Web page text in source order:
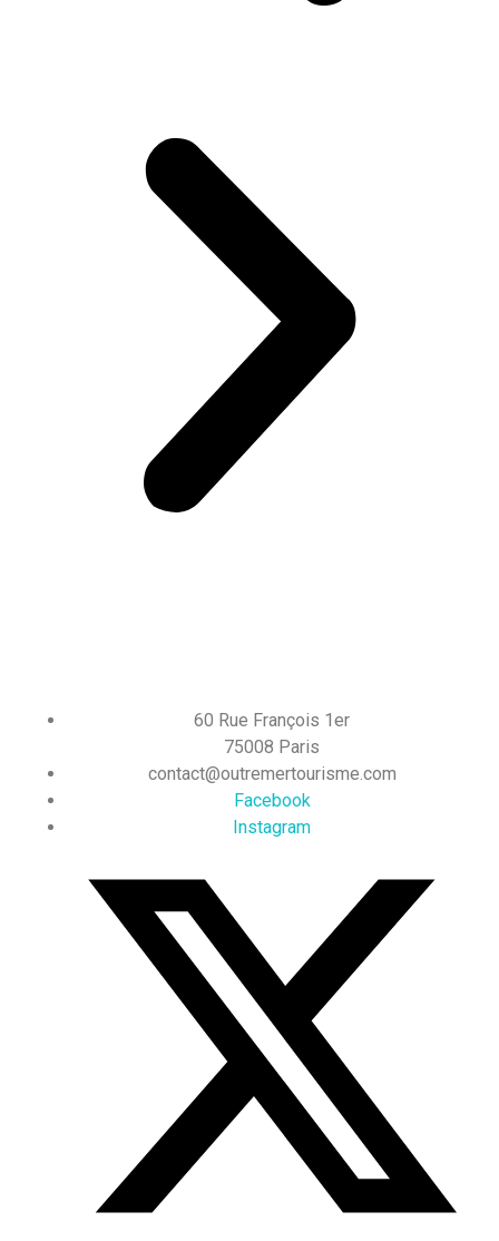
60 Rue François 1er
75008 Paris
contact@outremertourisme.com
Facebook
Instagram